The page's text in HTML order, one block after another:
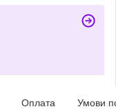
Оплата Умови